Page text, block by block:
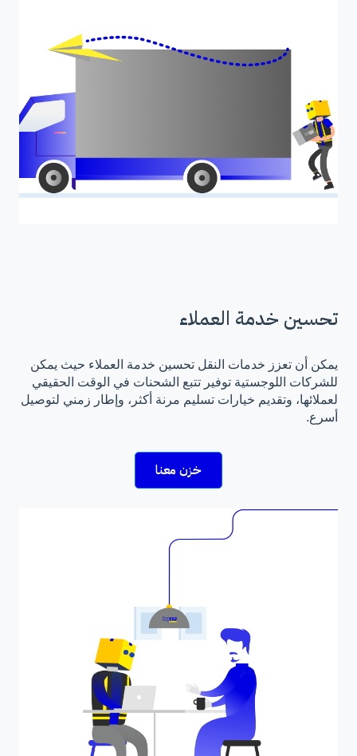
تحسين خدمة العملاء
يمكن أن تعزز خدمات النقل تحسين خدمة العملاء حيث يمكن
للشركات اللوجستية توفير تتبع الشحنات في الوقت الحقيقي
لعملائها، وتقديم خيارات تسليم مرنة أكثر، وإطار زمني لتوصيل
أسرع.
خزن معنا